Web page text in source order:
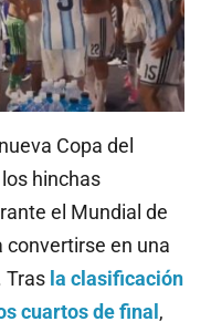
Copa del
hinchas
el Mundial de
convertirse en una
Tras la clasificación
cuartos de final ,